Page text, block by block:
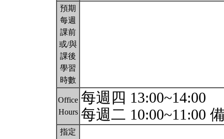
預期
每週
課前
或/與
課後
學習
時數
Office
Hours
每週四 13:00~14:00
每週二 10:00~11:00
指定